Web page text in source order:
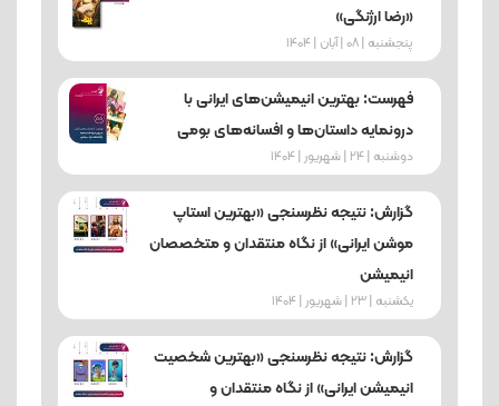
«رضا ارژنگی»
پنجشنبه | 08 | آبان | 1404
فهرست: بهترین انیمیشن‌های ایرانی با
درونمایه داستان‌ها و افسانه‌های بومی
دوشنبه | 24 | شهریور | 1404
گزارش: نتیجه نظرسنجی «بهترین استاپ
موشن ایرانی» از نگاه منتقدان و متخصصان
انیمیشن
یکشنبه | 23 | شهریور | 1404
گزارش: نتیجه نظرسنجی «بهترین شخصیت‌
انیمیشن‌ ایرانی» از نگاه منتقدان و